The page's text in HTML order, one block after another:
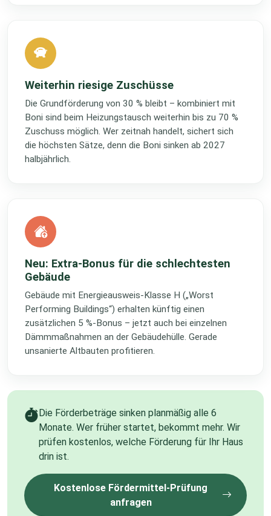
Weiterhin riesige Zuschüsse
Die Grundförderung von 30 % bleibt – kombiniert mit
Boni sind beim Heizungstausch weiterhin bis zu 70 %
Zuschuss möglich. Wer zeitnah handelt, sichert sich
die höchsten Sätze, denn die Boni sinken ab 2027
halbjährlich.
Neu: Extra-Bonus für die schlechtesten
Gebäude
Gebäude mit Energieausweis-Klasse H („Worst
Performing Buildings“) erhalten künftig einen
zusätzlichen 5 %-Bonus – jetzt auch bei einzelnen
Dämmmaßnahmen an der Gebäudehülle. Gerade
unsanierte Altbauten profitieren.
Die Förderbeträge sinken planmäßig alle 6
Monate. Wer früher startet, bekommt mehr. Wir
prüfen kostenlos, welche Förderung für Ihr Haus
drin ist.
Kostenlose Fördermittel-Prüfung
anfragen